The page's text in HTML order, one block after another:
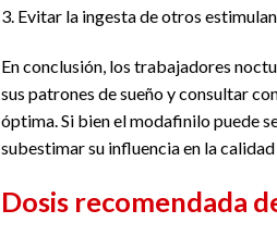
3. Evitar la ingesta de otros
En conclusión, los trabajadores
sus patrones de sueño y consultar
óptima. Si bien el modafinilo puede
subestimar su influencia en la
Dosis recomendada